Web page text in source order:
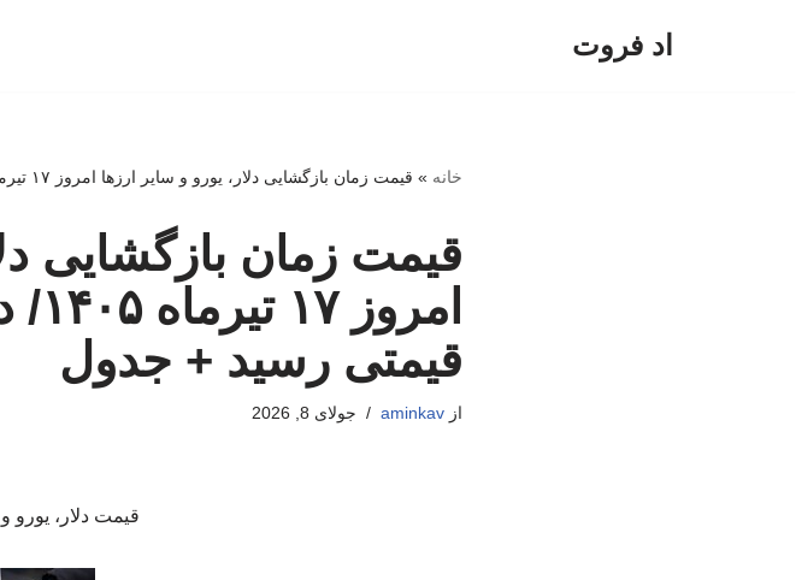
اد فروت
خانه » قیمت زمان بازگشایی دلار، یورو و سایر ارزها امروز ۱۷ تیرماه ۱۴۰۵/ دلار به کانال حساس قیمتی رسید + جدول
قیمت زمان بازگشایی
قیمتی رسید + جدول
ازaminkav جولای 8, 2026
قیمت دلار، یورو